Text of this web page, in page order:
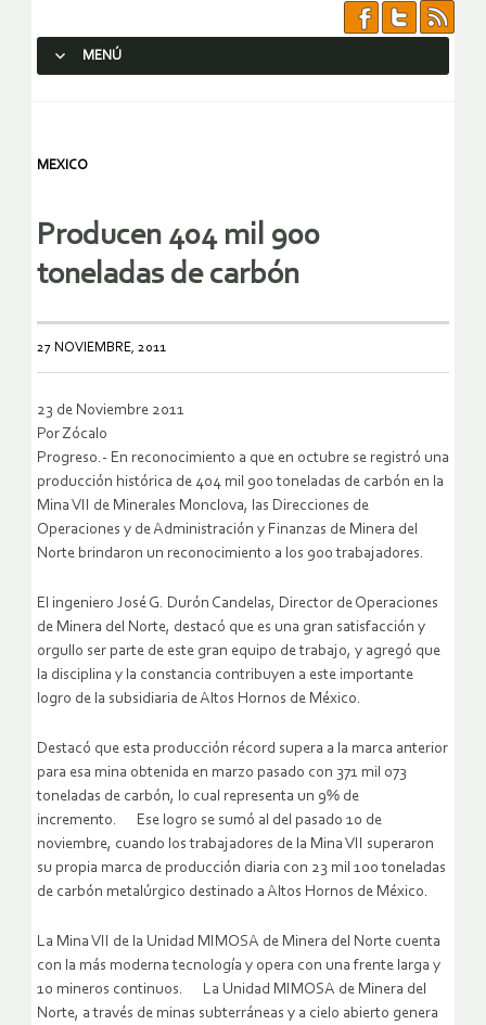
MENÚ
MEXICO
Producen 404 mil 900
toneladas de carbón
27 NOVIEMBRE, 2011
23 de Noviembre 2011
Por Zócalo
Progreso.- En reconocimiento a que en octubre se registró una
producción histórica de 404 mil 900 toneladas de carbón en la
Mina VII de Minerales Monclova, las Direcciones de
Operaciones y de Administración y Finanzas de Minera del
Norte brindaron un reconocimiento a los 900 trabajadores.
El ingeniero José G. Durón Candelas, Director de Operaciones
de Minera del Norte, destacó que es una gran satisfacción y
orgullo ser parte de este gran equipo de trabajo, y agregó que
la disciplina y la constancia contribuyen a este importante
logro de la subsidiaria de Altos Hornos de México.
Destacó que esta producción récord supera a la marca anterior
para esa mina obtenida en marzo pasado con 371 mil 073
toneladas de carbón, lo cual representa un 9% de
incremento. Ese logro se sumó al del pasado 10 de
noviembre, cuando los trabajadores de la Mina VII superaron
su propia marca de producción diaria con 23 mil 100 toneladas
de carbón metalúrgico destinado a Altos Hornos de México.
La Mina VII de la Unidad MIMOSA de Minera del Norte cuenta
con la más moderna tecnología y opera con una frente larga y
10 mineros continuos. La Unidad MIMOSA de Minera del
Norte, a través de minas subterráneas y a cielo abierto genera